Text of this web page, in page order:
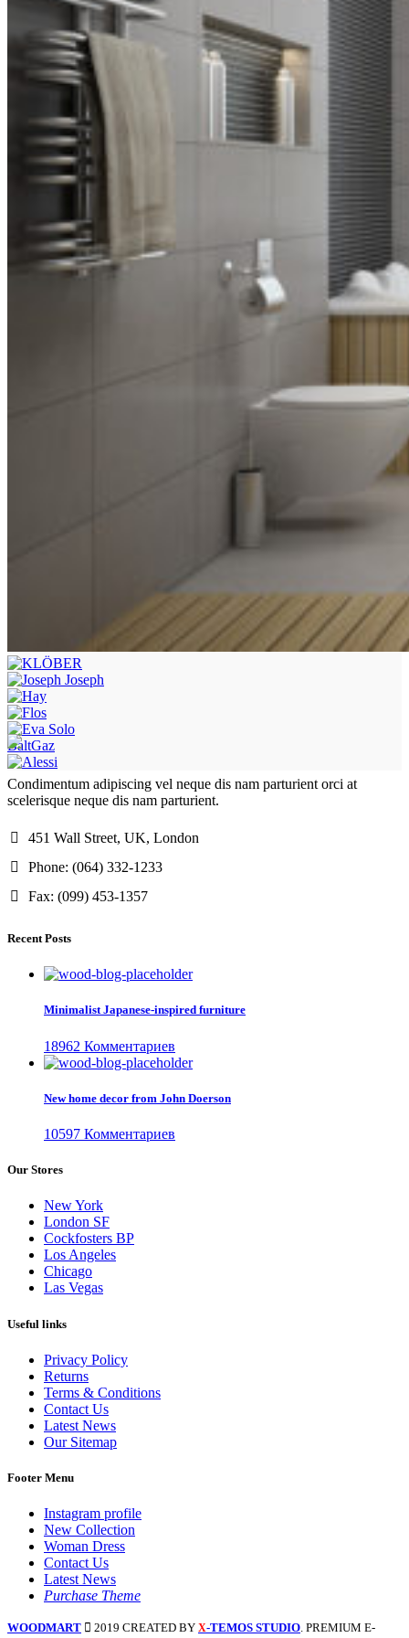
BaltGaz
Condimentum adipiscing vel neque dis nam parturient orci at
scelerisque neque dis nam parturient.
451 Wall Street, UK, London
Phone: (064) 332-1233
Fax: (099) 453-1357
Recent Posts
Minimalist Japanese-inspired furniture
18962 Комментариев
New home decor from John Doerson
10597 Комментариев
Our Stores
New York
London SF
Cockfosters BP
Los Angeles
Chicago
Las Vegas
Useful links
Privacy Policy
Returns
Terms & Conditions
Contact Us
Latest News
Our Sitemap
Footer Menu
Instagram profile
New Collection
Woman Dress
Contact Us
Latest News
Purchase Theme
WOODMART 2019 CREATED BY X-TEMOS STUDIO. PREMIUM E-